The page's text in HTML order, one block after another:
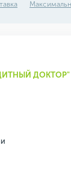
ДОКТОР"